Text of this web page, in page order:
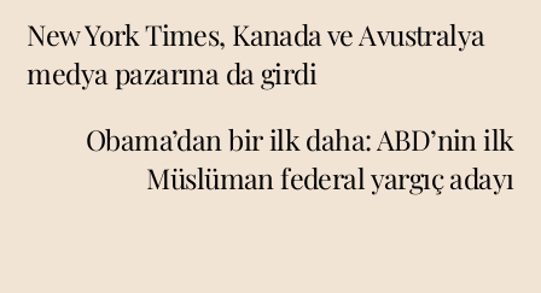
New York Times, Kanada ve Avustralya
medya pazarına da girdi
Obama’dan bir ilk daha: ABD’nin ilk
Müslüman federal yargıç adayı